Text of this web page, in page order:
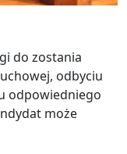
do zostania
odbyciu
odpowiedniego
może